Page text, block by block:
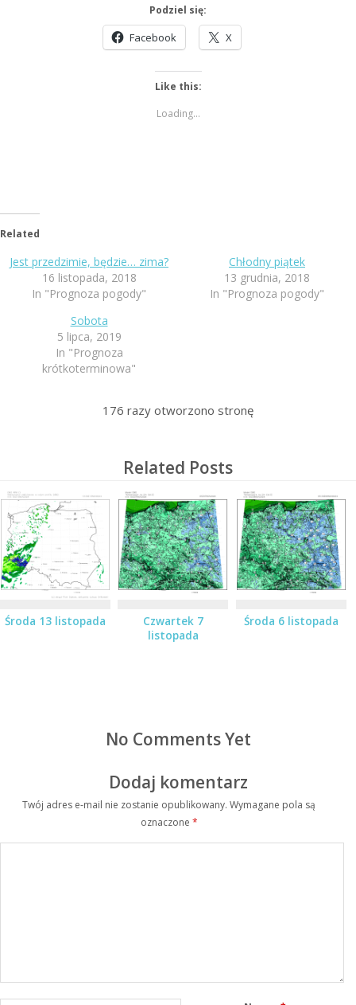
Podziel się:
Facebook X
Like this:
Loading...
Related
Jest przedzimie, będzie… zima?
16 listopada, 2018
In "Prognoza pogody"
Chłodny piątek
13 grudnia, 2018
In "Prognoza pogody"
Sobota
5 lipca, 2019
In "Prognoza
krótkoterminowa"
176 razy otworzono stronę
Related Posts
Środa 13 listopada
Czwartek 7
listopada
Środa 6 listopada
No Comments Yet
Dodaj komentarz
Twój adres e-mail nie zostanie opublikowany. Wymagane pola są
oznaczone *